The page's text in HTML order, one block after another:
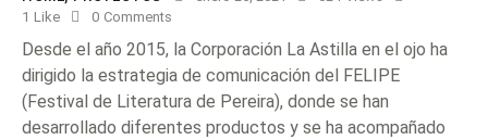
1 Like 0 Comments
Desde el año 2015, la Corporación La Astilla en el ojo ha
dirigido la estrategia de comunicación del FELIPE
(Festival de Literatura de Pereira), donde se han
desarrollado diferentes productos y se ha acompañado